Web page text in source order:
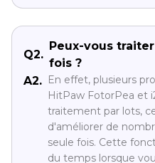
Q2.
Peux-vous
fois ?
A2. En effet, plusieurs
HitPaw FotorPea et
traitement par lots,
d'améliorer de
seule fois. Cette
du temps lorsque